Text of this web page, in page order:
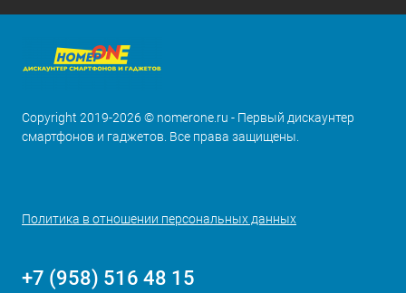
Copyright 2019-2026 © nomerone.ru - Первый дискаунтер
смартфонов и гаджетов. Все права защищены.
Политика в отношении персональных данных
+7 (958) 516 48 15